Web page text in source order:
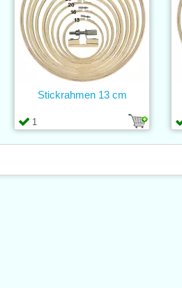
1
Stickrahmen 13 cm